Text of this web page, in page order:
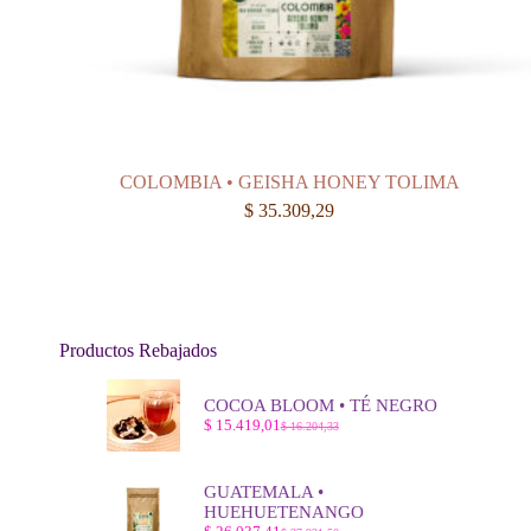
COLOMBIA • GEISHA HONEY TOLIMA
$ 35.309,29
Productos Rebajados
COCOA BLOOM • TÉ NEGRO
$16.204,33
El
era:
$ 16.204,33.
$ 15.419,01
El
es:
$ 15.419,01.
GUATEMALA •
HUEHUETENANGO